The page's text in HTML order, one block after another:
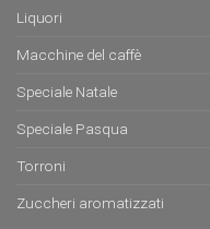
Liquori
Macchine del caffè
Speciale Natale
Speciale Pasqua
Torroni
Zuccheri aromatizzati